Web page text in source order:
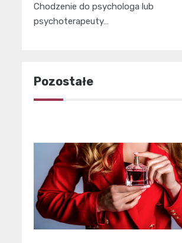
Chodzenie do psychologa lub
psychoterapeuty…
Pozostałe